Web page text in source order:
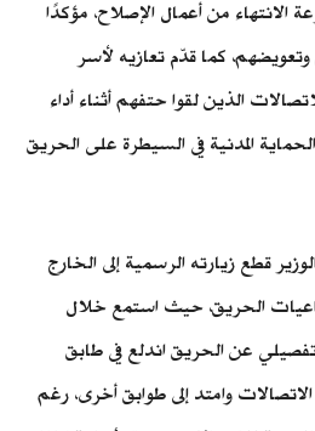
الانتهاء من أعمال الإصلاح، مؤكدًا
كما قدّم تعازيه لأسر
الذين لقوا حتفهم أثناء أداء
المدنية في السيطرة على الحريق
قطع زيارته الرسمية إلى الخارج
الحريق، حيث استمع خلال
عن الحريق اندلع في طابق
وامتد إلى طوابق أخرى، رغم